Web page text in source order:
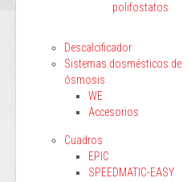
polifostatos
Descalcificador
Sistemas dosmésticos de
ósmosis
WE
Accesorios
Cuadros
EPIC
SPEEDMATIC-EASY